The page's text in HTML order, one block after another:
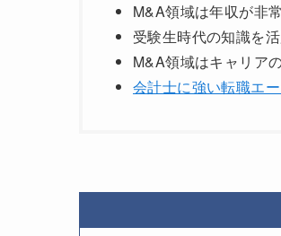
M&A領域は年収が非
受験生時代の知識を
M&A領域はキャリア
会計士に強い転職エ